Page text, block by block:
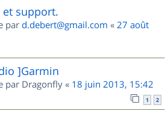
support.
par d.debert@gmail.com « 27 août
]Garmin
par Dragonfly « 18 juin 2013, 15:42
1 2